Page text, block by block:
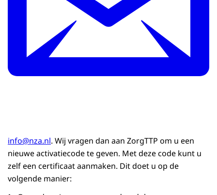
info@nza.nl. Wij vragen dan aan ZorgTTP om u een
nieuwe activatiecode te geven. Met deze code kunt u
zelf een certificaat aanmaken. Dit doet u op de
volgende manier: